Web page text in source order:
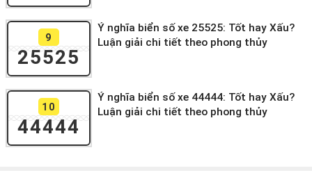
9
25525
Ý nghĩa biển số xe 25525: Tốt hay Xấu?
Luận giải chi tiết theo phong thủy
10
44444
Ý nghĩa biển số xe 44444: Tốt hay Xấu?
Luận giải chi tiết theo phong thủy